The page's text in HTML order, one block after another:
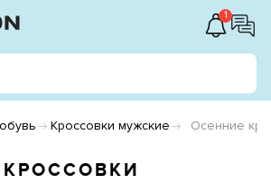
1
Кроссовки мужские Осенние